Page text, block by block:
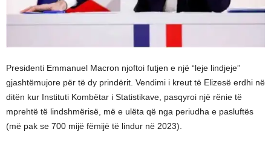
Presidenti Emmanuel Macron njoftoi futjen e një “leje lindjeje”
gjashtëmujore për të dy prindërit. Vendimi i kreut të Elizesë erdhi në
ditën kur Instituti Kombëtar i Statistikave, pasqyroi një rënie të
mprehtë të lindshmërisë, më e ulëta që nga periudha e pasluftës
(më pak se 700 mijë fëmijë të lindur në 2023).